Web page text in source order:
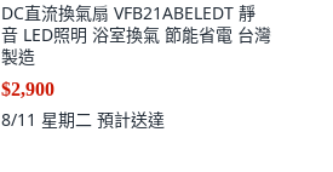
DC直流換氣扇 VFB21ABELEDT 靜
音 LED照明 浴室換氣 節能省電 台灣
製造
$2,900
8/11 星期二 預計送達